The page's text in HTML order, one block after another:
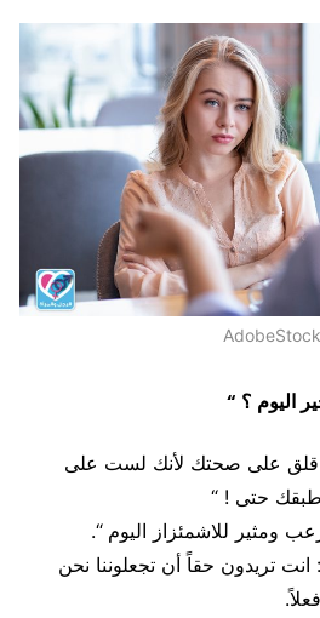
AdobeStock
قلق على صحتك لأنك لست على
طبقك حتى ! “
ومثير للاشمئزاز اليوم “.
تريدون حقاً أن تجعلوننا نحن